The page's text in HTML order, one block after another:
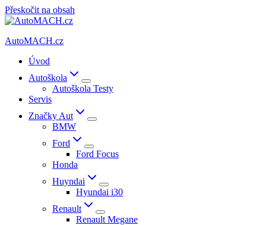
Přeskočit na obsah
AutoMACH.cz
Úvod
Autoškola
Autoškola Testy
Servis
Značky Aut
BMW
Ford
Ford Focus
Honda
Huyndai
Hyundai i30
Renault
Renault Megane